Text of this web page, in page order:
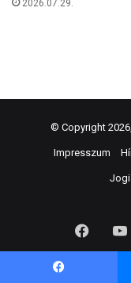
© Copyright
Impresszum